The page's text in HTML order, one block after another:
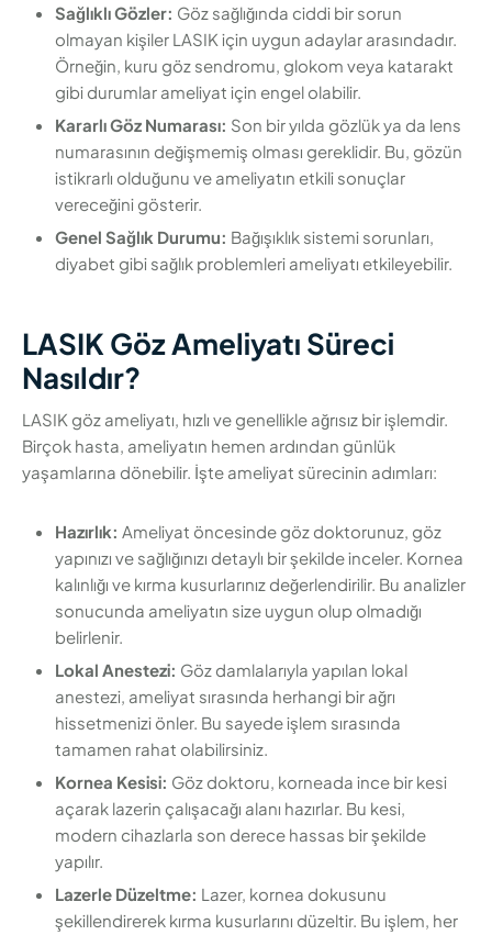
Sağlıklı Gözler: Göz sağlığında ciddi bir sorun
olmayan kişiler LASIK için uygun adaylar arasındadır.
Örneğin, kuru göz sendromu, glokom veya katarakt
gibi durumlar ameliyat için engel olabilir.
Kararlı Göz Numarası: Son bir yılda gözlük ya da lens
numarasının değişmemiş olması gereklidir. Bu, gözün
istikrarlı olduğunu ve ameliyatın etkili sonuçlar
vereceğini gösterir.
Genel Sağlık Durumu: Bağışıklık sistemi sorunları,
diyabet gibi sağlık problemleri ameliyatı etkileyebilir.
LASIK Göz Ameliyatı Süreci
Nasıldır?
LASIK göz ameliyatı, hızlı ve genellikle ağrısız bir işlemdir.
Birçok hasta, ameliyatın hemen ardından günlük
yaşamlarına dönebilir. İşte ameliyat sürecinin adımları:
Hazırlık: Ameliyat öncesinde göz doktorunuz, göz
yapınızı ve sağlığınızı detaylı bir şekilde inceler. Kornea
kalınlığı ve kırma kusurlarınız değerlendirilir. Bu analizler
sonucunda ameliyatın size uygun olup olmadığı
belirlenir.
Lokal Anestezi: Göz damlalarıyla yapılan lokal
anestezi, ameliyat sırasında herhangi bir ağrı
hissetmenizi önler. Bu sayede işlem sırasında
tamamen rahat olabilirsiniz.
Kornea Kesisi: Göz doktoru, korneada ince bir kesi
açarak lazerin çalışacağı alanı hazırlar. Bu kesi,
modern cihazlarla son derece hassas bir şekilde
yapılır.
Lazerle Düzeltme: Lazer, kornea dokusunu
şekillendirerek kırma kusurlarını düzeltir. Bu işlem, her